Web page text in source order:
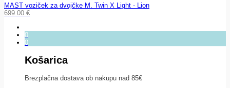
MAST voziček za dvojčke M. Twin X Light - Lion
699.00 €
0
0
Košarica
Brezplačna dostava ob nakupu nad 85€